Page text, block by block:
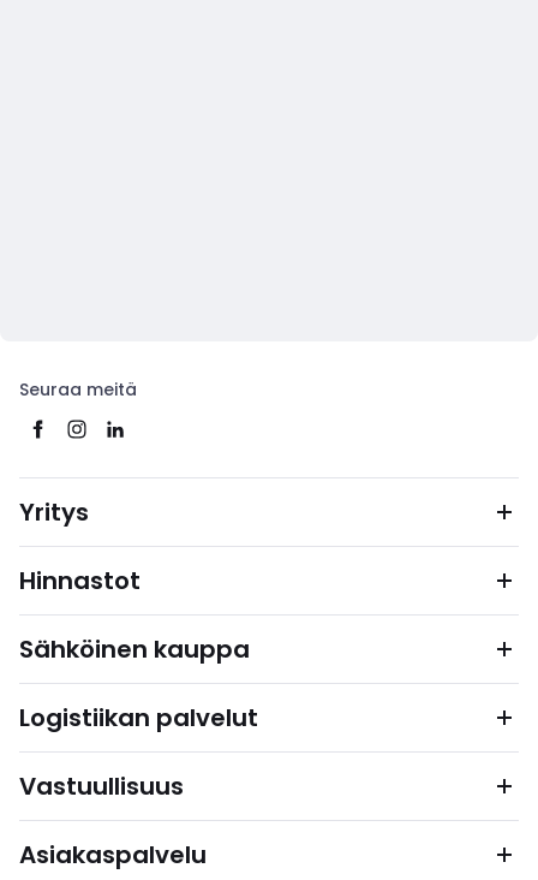
Seuraa meitä
Yritys
Hinnastot
Sähköinen kauppa
Logistiikan palvelut
Vastuullisuus
Asiakaspalvelu